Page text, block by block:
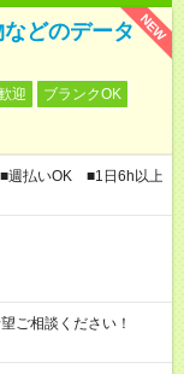
NEW
どのデータ
迎
ブランクOK
払いOK ■1日6h以上
ご相談ください！